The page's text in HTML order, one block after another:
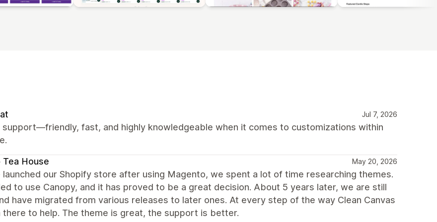
Jul 7, 2026
support—friendly, fast, and highly knowledgeable when it comes to customizations within
Tea House May 20, 2026
launched our Shopify store after using Magento, we spent a lot of time researching themes.
to use Canopy, and it has proved to be a great decision. About 5 years later, we are still
have migrated from various releases to later ones. At every step of the way Clean Canvas
there to help. The theme is great, the support is better.